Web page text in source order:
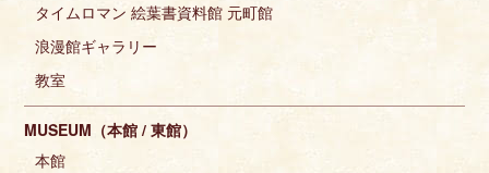
タイムロマン 絵葉書資料館 元町館
浪漫館ギャラリー
教室
MUSEUM（本館 / 東館）
本館